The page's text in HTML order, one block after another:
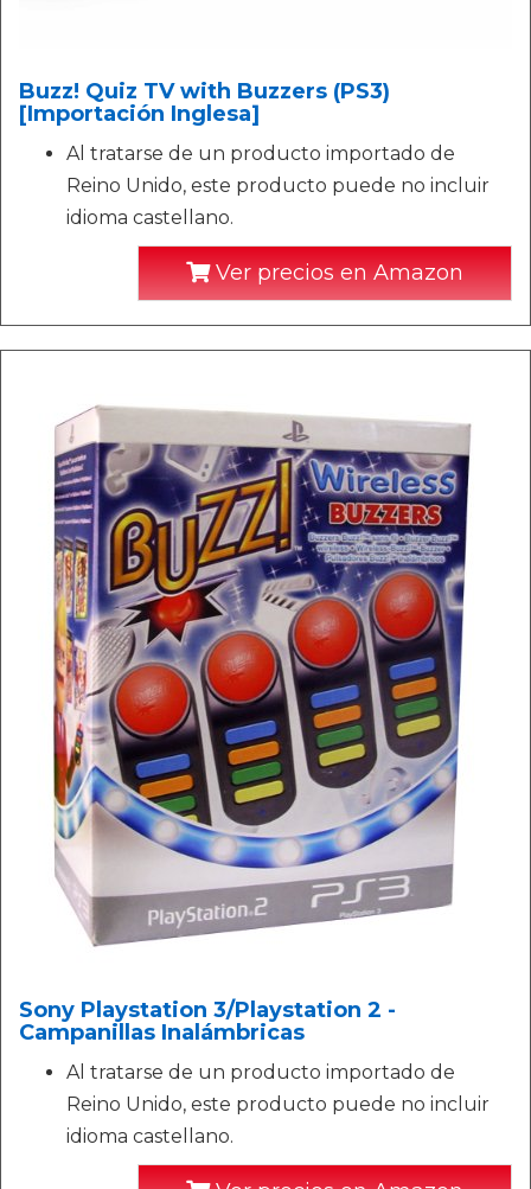
Buzz! Quiz TV with Buzzers (PS3)
[Importación Inglesa]
Al tratarse de un producto importado de
Reino Unido, este producto puede no incluir
idioma castellano.
Ver precios en Amazon
Sony Playstation 3/Playstation 2 -
Campanillas Inalámbricas
Al tratarse de un producto importado de
Reino Unido, este producto puede no incluir
idioma castellano.